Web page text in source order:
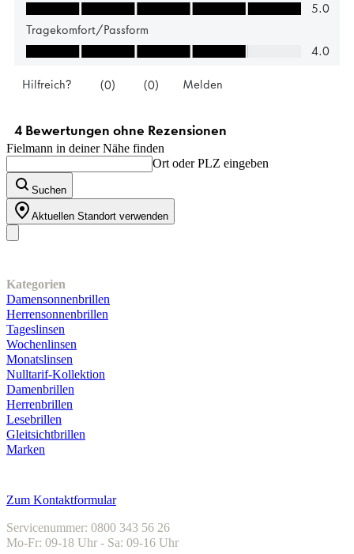
Fielmann in deiner Nähe finden
Ort oder PLZ eingeben
Suchen
Aktuellen Standort verwenden
Kategorien
Damensonnenbrillen
Herrensonnenbrillen
Tageslinsen
Wochenlinsen
Monatslinsen
Nulltarif-Kollektion
Damenbrillen
Herrenbrillen
Lesebrillen
Gleitsichtbrillen
Marken
Zum Kontaktformular
Servicenummer: 0800 343 56 26
Mo-Fr: 09-18 Uhr - Sa: 09-16 Uhr